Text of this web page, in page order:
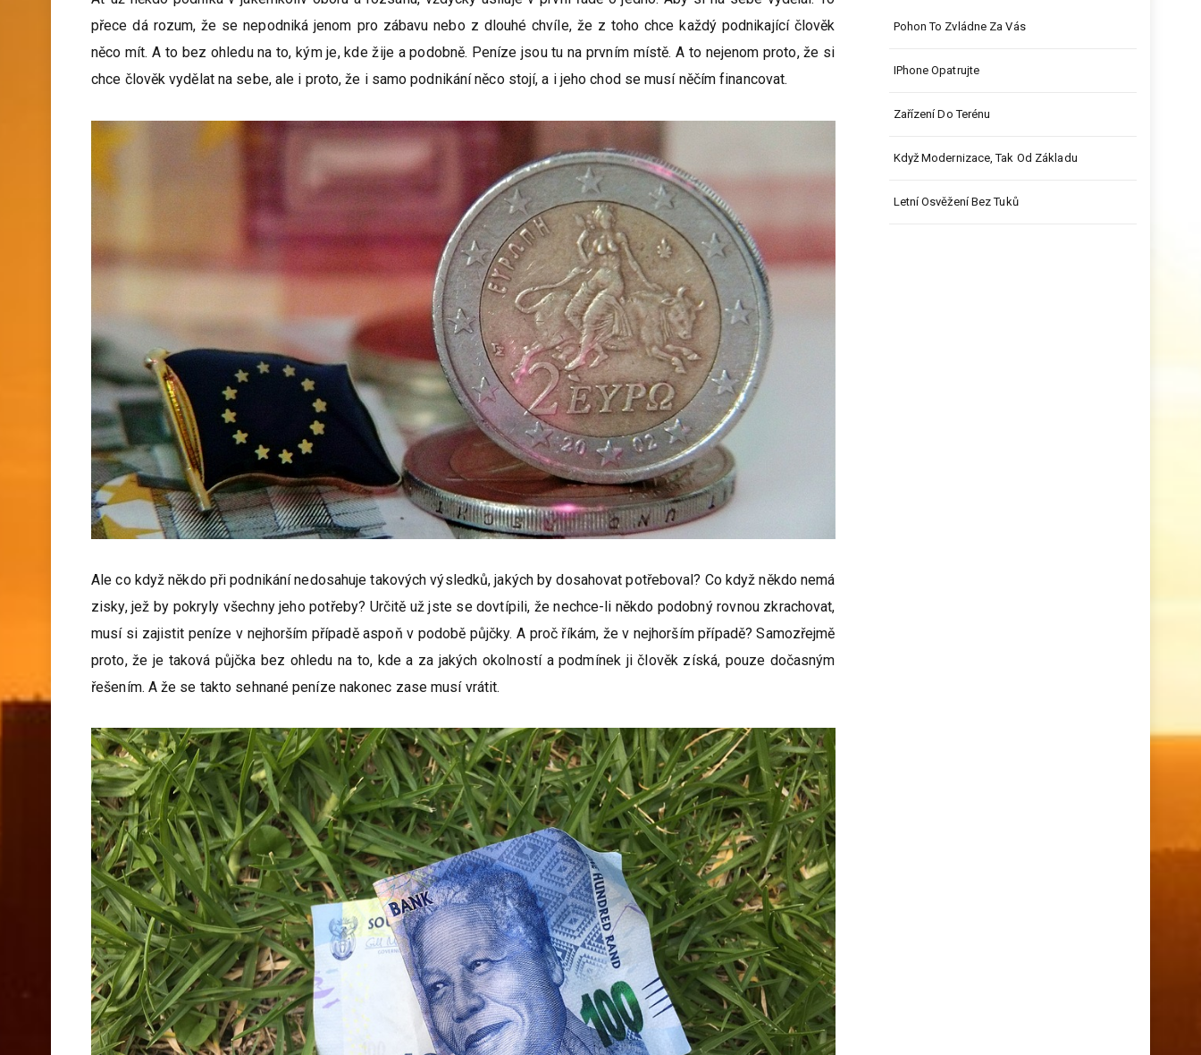
přece dá rozum, že se nepodniká jenom pro zábavu nebo z dlouhé chvíle, že z toho chce každý podnikající člověk
něco mít. A to bez ohledu na to, kým je, kde žije a podobně. Peníze jsou tu na prvním místě. A to nejenom proto, že si
chce člověk vydělat na sebe, ale i proto, že i samo podnikání něco stojí, a i jeho chod se musí něčím financovat.
Ale co když někdo při podnikání nedosahuje takových výsledků, jakých by dosahovat potřeboval? Co když někdo nemá
zisky, jež by pokryly všechny jeho potřeby? Určitě už jste se dovtípili, že nechce-li někdo podobný rovnou zkrachovat,
musí si zajistit peníze v nejhorším případě aspoň v podobě půjčky. A proč říkám, že v nejhorším případě? Samozřejmě
proto, že je taková půjčka bez ohledu na to, kde a za jakých okolností a podmínek ji člověk získá, pouze dočasným
řešením. A že se takto sehnané peníze nakonec zase musí vrátit.
Pohon To Zvládne Za Vás
IPhone Opatrujte
Zařízení Do Terénu
Když Modernizace, Tak Od Základu
Letní Osvěžení Bez Tuků